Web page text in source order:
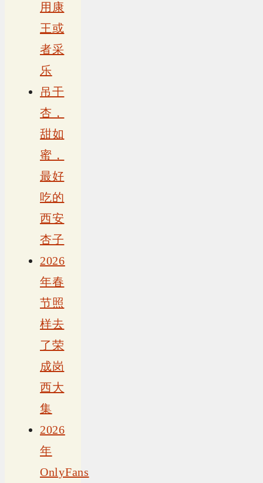
用康
王或
者采
乐
吊干
杏，
甜如
蜜，
最好
吃的
西安
杏子
2026
年春
节照
样去
了荣
成岗
西大
集
2026
年
OnlyFans